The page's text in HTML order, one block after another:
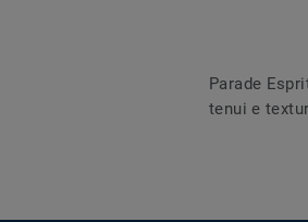
Parade
tenui e